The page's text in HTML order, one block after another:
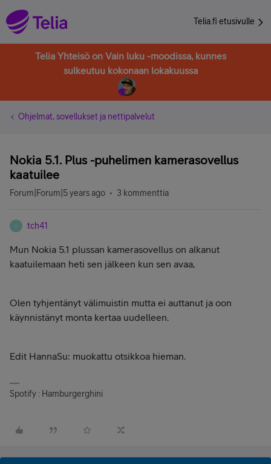
Telia.fi etusivulle
Telia Yhteisö on Vain luku -moodissa, kunnes
sulkeutuu kokonaan lokakuussa
Ohjelmat, sovellukset ja nettipalvelut
Nokia 5.1. Plus -puhelimen kamerasovellus
kaatuilee
Forum|Forum|5 years ago 3 kommenttia
T tch41
Mun Nokia 5.1 plussan kamerasovellus on alkanut
kaatuilemaan heti sen jälkeen kun sen avaa,
Olen tyhjentänyt välimuistin mutta ei auttanut ja oon
käynnistänyt monta kertaa uudelleen.
Edit HannaSu: muokattu otsikkoa hieman.
Spotify : Hamburgerghini